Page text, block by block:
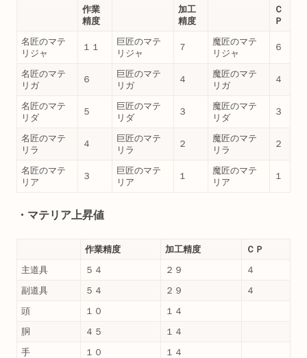
作業
精度
加工
精度
Ｃ
Ｐ
名匠のマテ
リジャ
１１
巨匠のマテ
リジャ
７
魔匠のマテ
リジャ
６
名匠のマテ
リガ
６
巨匠のマテ
リガ
４
魔匠のマテ
リガ
４
名匠のマテ
リダ
５
巨匠のマテ
リダ
３
魔匠のマテ
リダ
３
名匠のマテ
リラ
４
巨匠のマテ
リラ
２
魔匠のマテ
リラ
２
名匠のマテ
リア
３
巨匠のマテ
リア
１
魔匠のマテ
リア
１
・マテリア上昇値
作業精度 加工精度
ＣＰ
主道具
５４ ２９
４
副道具
５４ ２９
４
頭
１０
１４
胴
４５
１４
手
１０
１４